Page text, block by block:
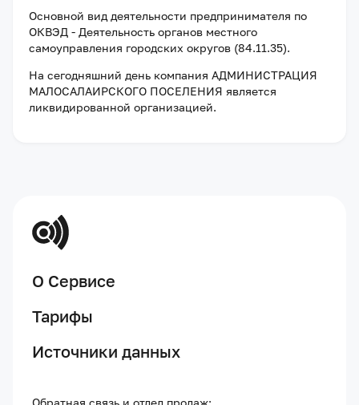
Основной вид деятельности предпринимателя по
ОКВЭД - Деятельность органов местного
самоуправления городских округов (84.11.35).
На сегодняшний день компания АДМИНИСТРАЦИЯ
МАЛОСАЛАИРСКОГО ПОСЕЛЕНИЯ является
ликвидированной организацией.
О Сервисе
Тарифы
Источники данных
Обратная связь и отдел продаж: